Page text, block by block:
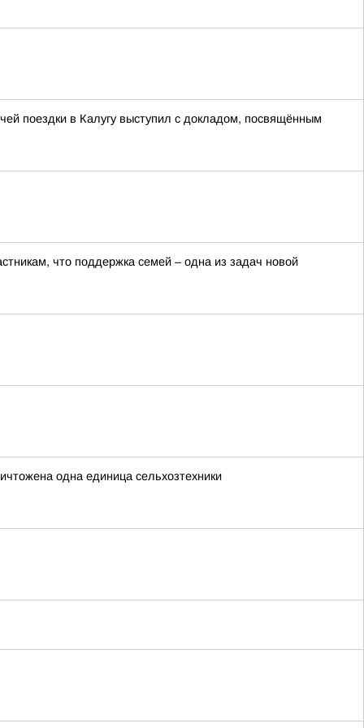
поездки в Калугу выступил с докладом, посвящённым
что поддержка семей – одна из задач новой
одна единица сельхозтехники